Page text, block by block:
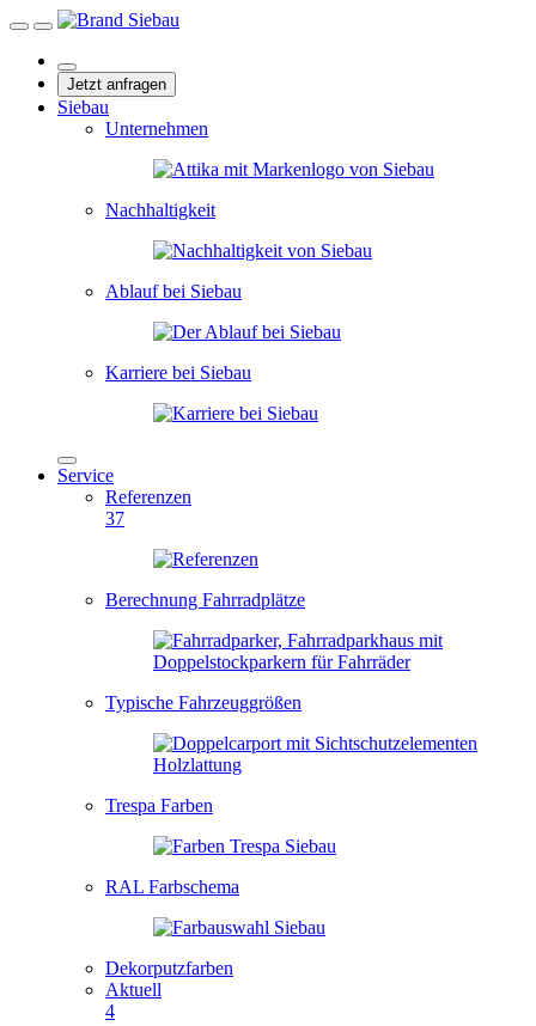
Jetzt anfragen
Siebau
Unternehmen
Nachhaltigkeit
Ablauf bei Siebau
Karriere bei Siebau
Service
Referenzen
37
Berechnung Fahrradplätze
Typische Fahrzeuggrößen
Trespa Farben
RAL Farbschema
Dekorputzfarben
Aktuell
4